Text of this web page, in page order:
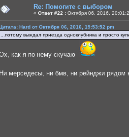
Re: Помогите с выбором
« Ответ #22 : Октября 06, 2016,
Hard от Октября 06, 2016, 19:53:52 pm
...потому выждал приезда одноклубника и просто
как я по нему скучаю
Ни мерседесы, ни бмв, ни рейнджи рядом